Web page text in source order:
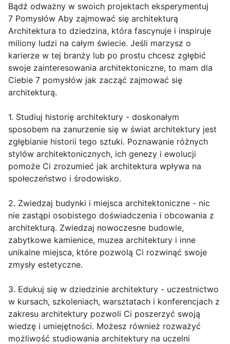
Bądź odważny w swoich projektach eksperymentuj
7 Pomysłów Aby zajmować się architekturą
Architektura to dziedzina, która fascynuje i inspiruje
miliony ludzi na całym świecie. Jeśli marzysz o
karierze w tej branży lub po prostu chcesz zgłębić
swoje zainteresowania architektoniczne, to mam dla
Ciebie 7 pomysłów jak zacząć zajmować się
architekturą.
1. Studiuj historię architektury - doskonałym
sposobem na zanurzenie się w świat architektury jest
zgłębianie historii tego sztuki. Poznawanie różnych
stylów architektonicznych, ich genezy i ewolucji
pomoże Ci zrozumieć jak architektura wpływa na
społeczeństwo i środowisko.
2. Zwiedzaj budynki i miejsca architektoniczne - nic
nie zastąpi osobistego doświadczenia i obcowania z
architekturą. Zwiedzaj nowoczesne budowle,
zabytkowe kamienice, muzea architektury i inne
unikalne miejsca, które pozwolą Ci rozwinąć swoje
zmysły estetyczne.
3. Edukuj się w dziedzinie architektury - uczestnictwo
w kursach, szkoleniach, warsztatach i konferencjach z
zakresu architektury pozwoli Ci poszerzyć swoją
wiedzę i umiejętności. Możesz również rozważyć
możliwość studiowania architektury na uczelni